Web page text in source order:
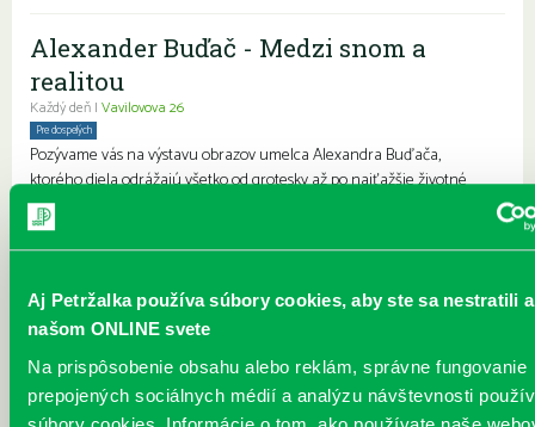
Aj Petržalka používa súbory cookies, aby ste sa nestratili
našom ONLINE svete
Na prispôsobenie obsahu alebo reklám, správne fungovanie
prepojených sociálnych médií a analýzu návštevnosti
Alexander Buďač - Medzi snom a
realitou
Každý deň | Vavilovova 26
Pre dospelých
Pozývame vás na výstavu obrazov umelca Alexandra Buďača,
ktorého diela odrážajú všetko od grotesky až po najťažšie životné
situácie. Alexander Buďač sa výtvarnej tvorbe venuje pravidelne už
viac ako tridsaťpäť rokov. Svoj záujem sústreďuje predovšetkým
unikátnej grafike a perokresbe. Predstavuje rozprávkový,
vyjadrovať absenciu starnutia. Vždy ho zaujímala osoba, „postava“, s
ktorou žije alebo pracuje. Medzi jeho ľudskými postavami mo...
JÚN v knižnici